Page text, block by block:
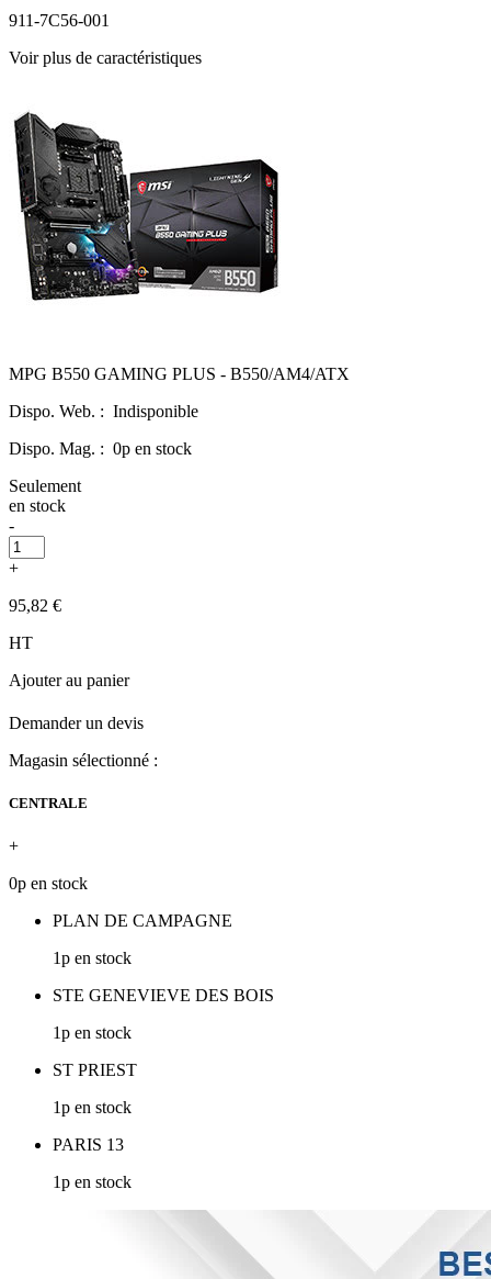
911-7C56-001
Voir plus de caractéristiques
MPG B550 GAMING PLUS - B550/AM4/ATX
Dispo. Web. : Indisponible
Dispo. Mag. : 0p en stock
Seulement
en stock
-
+
95,82 €
HT
Ajouter au panier
Demander un devis
Magasin sélectionné :
CENTRALE
+
0p en stock
PLAN DE CAMPAGNE
1p en stock
STE GENEVIEVE DES BOIS
1p en stock
ST PRIEST
1p en stock
PARIS 13
1p en stock